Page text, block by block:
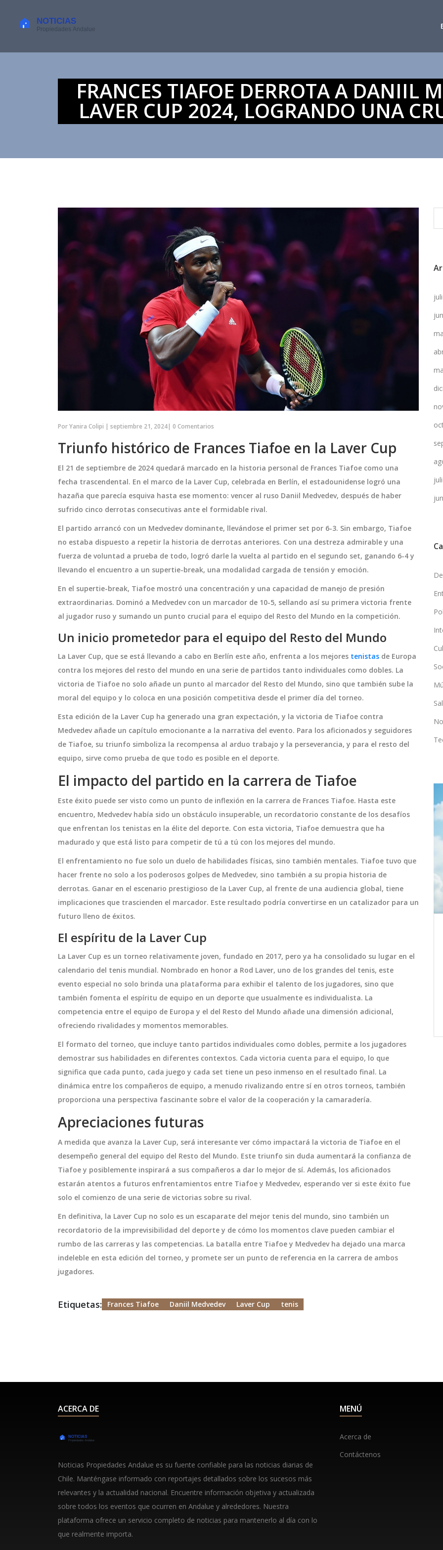
FRANCES TIAFOE DERROTA A DANIIL
LAVER CUP 2024, LOGRANDO UNA
PorYanira Colipi | septiembre 21, 2024| 0 Comentarios
Triunfo histórico de Frances Tiafoe en la Laver Cup
El 21 de septiembre de 2024 quedará marcado en la historia personal de Frances Tiafoe como una
fecha trascendental. En el marco de la Laver Cup, celebrada en Berlín, el estadounidense logró una
hazaña que parecía esquiva hasta ese momento: vencer al ruso Daniil Medvedev, después de haber
sufrido cinco derrotas consecutivas ante el formidable rival.
El partido arrancó con un Medvedev dominante, llevándose el primer set por 6-3. Sin embargo, Tiafoe
no estaba dispuesto a repetir la historia de derrotas anteriores. Con una destreza admirable y una
fuerza de voluntad a prueba de todo, logró darle la vuelta al partido en el segundo set, ganando 6-4 y
llevando el encuentro a un supertie-break, una modalidad cargada de tensión y emoción.
En el supertie-break, Tiafoe mostró una concentración y una capacidad de manejo de presión
extraordinarias. Dominó a Medvedev con un marcador de 10-5, sellando así su primera victoria frente
al jugador ruso y sumando un punto crucial para el equipo del Resto del Mundo en la competición.
Un inicio prometedor para el equipo del Resto del Mundo
La Laver Cup, que se está llevando a cabo en Berlín este año, enfrenta a los mejores tenistas de Europa
contra los mejores del resto del mundo en una serie de partidos tanto individuales como dobles. La
victoria de Tiafoe no solo añade un punto al marcador del Resto del Mundo, sino que también sube la
moral del equipo y lo coloca en una posición competitiva desde el primer día del torneo.
Esta edición de la Laver Cup ha generado una gran expectación, y la victoria de Tiafoe contra
Medvedev añade un capítulo emocionante a la narrativa del evento. Para los aficionados y seguidores
de Tiafoe, su triunfo simboliza la recompensa al arduo trabajo y la perseverancia, y para el resto del
equipo, sirve como prueba de que todo es posible en el deporte.
El impacto del partido en la carrera de Tiafoe
Este éxito puede ser visto como un punto de inflexión en la carrera de Frances Tiafoe. Hasta este
encuentro, Medvedev había sido un obstáculo insuperable, un recordatorio constante de los desafíos
que enfrentan los tenistas en la élite del deporte. Con esta victoria, Tiafoe demuestra que ha
madurado y que está listo para competir de tú a tú con los mejores del mundo.
El enfrentamiento no fue solo un duelo de habilidades físicas, sino también mentales. Tiafoe tuvo que
hacer frente no solo a los poderosos golpes de Medvedev, sino también a su propia historia de
derrotas. Ganar en el escenario prestigioso de la Laver Cup, al frente de una audiencia global, tiene
implicaciones que trascienden el marcador. Este resultado podría convertirse en un catalizador para un
futuro lleno de éxitos.
El espíritu de la Laver Cup
La Laver Cup es un torneo relativamente joven, fundado en 2017, pero ya ha consolidado su lugar en el
calendario del tenis mundial. Nombrado en honor a Rod Laver, uno de los grandes del tenis, este
evento especial no solo brinda una plataforma para exhibir el talento de los jugadores, sino que
también fomenta el espíritu de equipo en un deporte que usualmente es individualista. La
competencia entre el equipo de Europa y el del Resto del Mundo añade una dimensión adicional,
ofreciendo rivalidades y momentos memorables.
El formato del torneo, que incluye tanto partidos individuales como dobles, permite a los jugadores
demostrar sus habilidades en diferentes contextos. Cada victoria cuenta para el equipo, lo que
significa que cada punto, cada juego y cada set tiene un peso inmenso en el resultado final. La
dinámica entre los compañeros de equipo, a menudo rivalizando entre sí en otros torneos, también
proporciona una perspectiva fascinante sobre el valor de la cooperación y la camaradería.
Apreciaciones futuras
A medida que avanza la Laver Cup, será interesante ver cómo impactará la victoria de Tiafoe en el
desempeño general del equipo del Resto del Mundo. Este triunfo sin duda aumentará la confianza de
Tiafoe y posiblemente inspirará a sus compañeros a dar lo mejor de sí. Además, los aficionados
estarán atentos a futuros enfrentamientos entre Tiafoe y Medvedev, esperando ver si este éxito fue
solo el comienzo de una serie de victorias sobre su rival.
En definitiva, la Laver Cup no solo es un escaparate del mejor tenis del mundo, sino también un
recordatorio de la imprevisibilidad del deporte y de cómo los momentos clave pueden cambiar el
rumbo de las carreras y las competencias. La batalla entre Tiafoe y Medvedev ha dejado una marca
indeleble en esta edición del torneo, y promete ser un punto de referencia en la carrera de ambos
jugadores.
Etiquetas: Frances Tiafoe Daniil Medvedev Laver Cup tenis
Premier League,
el equipo se
al Tottenham en
DEPORTES
Análisis Completo: Estadísticas
del Partido entre Talleres y
Tigre en el Torneo Betano 2024
El partido entre Talleres y Tigre en la 19ª
ronda del Torneo Betano 2024 culminó
en un empate 1-1. Talleres realizó 12
disparos, anotando un solo gol. El
encuentro se llevó a cabo en el Estadio
Mario Alberto Kempes, con Jorge Baliño
como árbitro principal. Este análisis
ofrece un desglose detallado de las
estadísticas y el rendimiento de ambos
equipos en el campo.
octubre 29 2024
ENTRETENIMIENTO
Shiloh Jolie, hija de Angelina Jolie y Brad
Pitt, ha cambiado legalmente su
nombre, eliminando el apellido de su
padre. Con 18 años, Shiloh ha decidido
reflejar su identidad y preferencias
movimiento destaca por la dinámica
familiar y el perfil público de sus padres.
agosto 21 2024
ACERCA DE
Noticias Propiedades Andalue es su fuente confiable para las noticias diarias de
Chile. Manténgase informado con reportajes detallados sobre los sucesos más
relevantes y la actualidad nacional. Encuentre información objetiva y actualizada
sobre todos los eventos que ocurren en Andalue y alrededores. Nuestra
plataforma ofrece un servicio completo de noticias para mantenerlo al día con lo
que realmente importa.
MENÚ
Acerca de
Contáctenos